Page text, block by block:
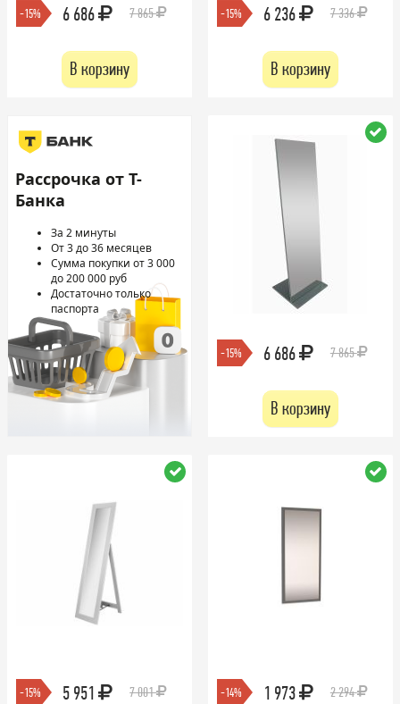
-15% 6 686 7 865
В корзину
-15% 6 236 7 336
В корзину
Рассрочка от Т-
Банка
За 2 минуты
От 3 до 36 месяцев
Сумма покупки от 3 000
до 200 000 руб
Достаточно только
паспорта
-15% 6 686 7 865
В корзину
-15% 5 951 7 001 -14% 1 973 2 294